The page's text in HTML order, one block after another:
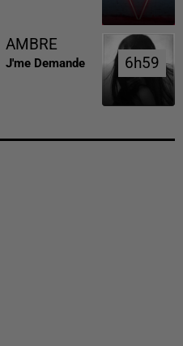
AMBRE
J'me Demande 6h59
6h59